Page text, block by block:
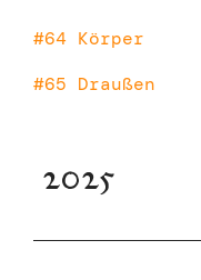
#64 Körper
#65 Draußen
2025